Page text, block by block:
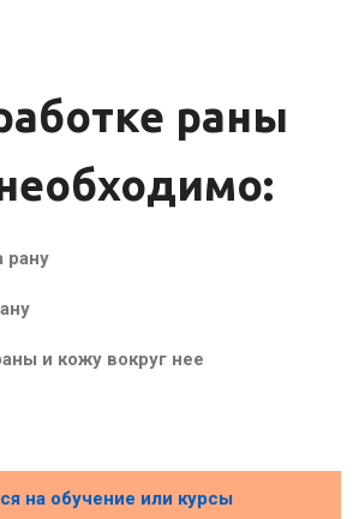
раны
рану
и кожу вокруг нее
на обучение или курсы